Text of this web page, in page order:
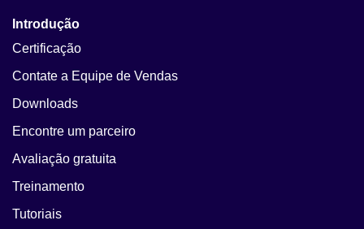
Introdução
Certificação
Contate a Equipe de Vendas
Downloads
Encontre um parceiro
Avaliação gratuita
Treinamento
Tutoriais